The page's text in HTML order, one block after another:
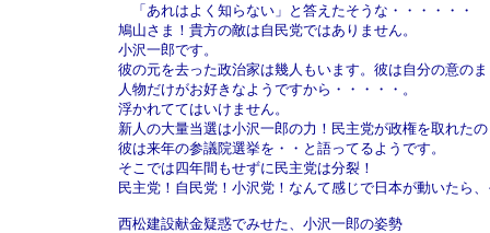
「あれはよく知らない」と答えたそうな・・・・・・
鳩山さま！貴方の敵は自民党ではありません。
小沢一郎です。
彼の元を去った政治家は幾人もいます。彼は自分の意の
人物だけがお好きなようですから・・・・・。
浮かれててはいけません。
新人の大量当選は小沢一郎の力！民主党が政権を取れた
彼は来年の参議院選挙を・・と語ってるようです。
そこでは四年間もせずに民主党は分裂！
民主党！自民党！小沢党！なんて感じで日本が動いたら
西松建設献金疑惑でみせた、小沢一郎の姿勢